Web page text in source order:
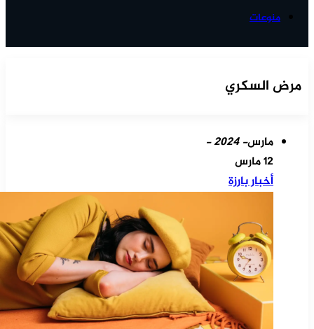
منوعات
مرض السكري
مارس- 2024 -
12 مارس
أخبار بارزة